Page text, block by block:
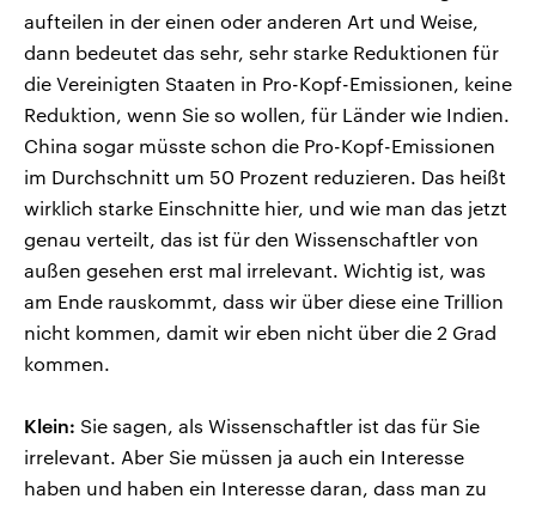
aufteilen in der einen oder anderen Art und Weise,
dann bedeutet das sehr, sehr starke Reduktionen für
die Vereinigten Staaten in Pro-Kopf-Emissionen, keine
Reduktion, wenn Sie so wollen, für Länder wie Indien.
China sogar müsste schon die Pro-Kopf-Emissionen
im Durchschnitt um 50 Prozent reduzieren. Das heißt
wirklich starke Einschnitte hier, und wie man das jetzt
genau verteilt, das ist für den Wissenschaftler von
außen gesehen erst mal irrelevant. Wichtig ist, was
am Ende rauskommt, dass wir über diese eine Trillion
nicht kommen, damit wir eben nicht über die 2 Grad
kommen.
Klein: Sie sagen, als Wissenschaftler ist das für Sie
irrelevant. Aber Sie müssen ja auch ein Interesse
haben und haben ein Interesse daran, dass man zu